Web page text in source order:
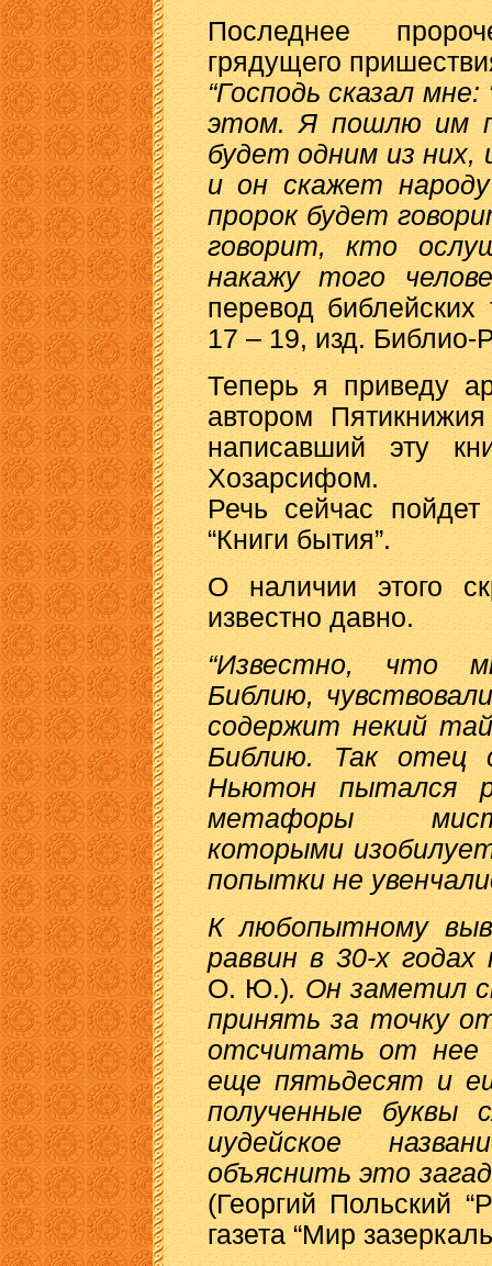
Последнее
грядущего
“Господь сказал
этом. Я пошлю им
будет одним из них,
и он скажет
пророк будет
говорит, кто
накажу того
перевод библейских
17 – 19, изд. Библио-
Теперь я приведу
автором
написавший эту
Хозарсифом.
Речь сейчас
“Книги бытия”.
О наличии этого
известно давно.
“Известно, что
Библию,
содержит некий
Библию. Так отец
Ньютон пытался
метафоры
которыми
попытки не
К любопытному
раввин в 30-х
О. Ю.). Он заметил
принять за точку
отсчитать от нее
еще пятьдесят и
полученные буквы
иудейское
объяснить это
(Георгий Польский
газета “Мир